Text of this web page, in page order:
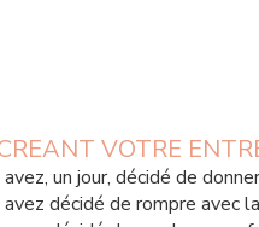
VOTRE
avez, un jour, décidé de
avez décidé de rompre avec